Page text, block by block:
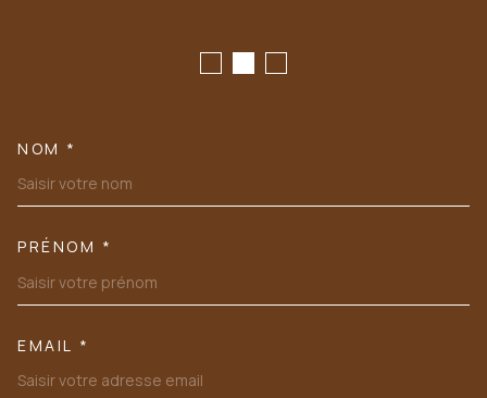
NOM *
PRÉNOM *
EMAIL *